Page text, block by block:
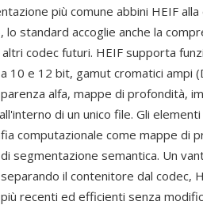
più comune abbini HEIF
lo standard accoglie anche la
codec futuri. HEIF supporta
10 e 12 bit, gamut cromatici ampi
alfa, mappe di profondità,
di un unico file. Gli elementi
computazionale come mappe di
segmentazione semantica. Un
il contenitore dal codec,
recenti ed efficienti senza